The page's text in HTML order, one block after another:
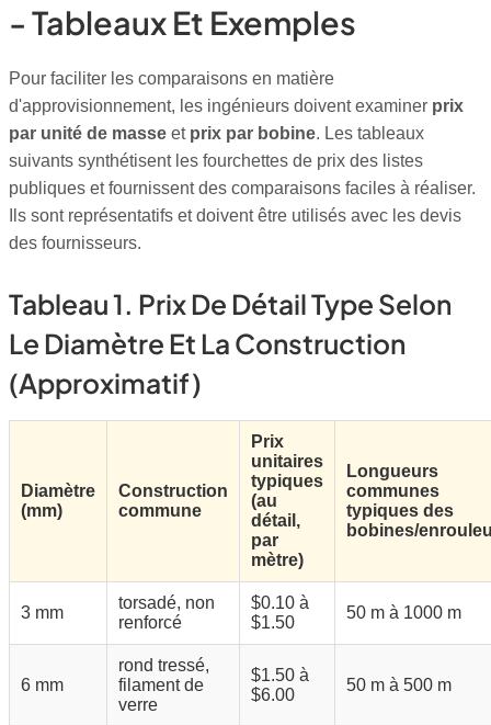
- Tableaux Et Exemples
Pour faciliter les comparaisons en matière
d'approvisionnement, les ingénieurs doivent examiner prix
par unité de masse et prix par bobine. Les tableaux
suivants synthétisent les fourchettes de prix des listes
publiques et fournissent des comparaisons faciles à réaliser.
Ils sont représentatifs et doivent être utilisés avec les devis
des fournisseurs.
Tableau 1. Prix De Détail Type Selon
Le Diamètre Et La Construction
(approximatif)
Diamètre
(mm)
Construction
commune
Prix
unitaires
typiques
(au
détail,
par
mètre)
Longueurs
communes
typiques des
bobines/
3 mm
torsadé, non
renforcé
$0.10 à
$1.50
50 m à 1000 m
6 mm
rond tressé,
filament de
verre
$1.50 à
$6.00
50 m à 500 m